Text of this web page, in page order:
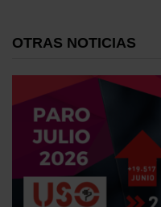
OTRAS NOTICIAS